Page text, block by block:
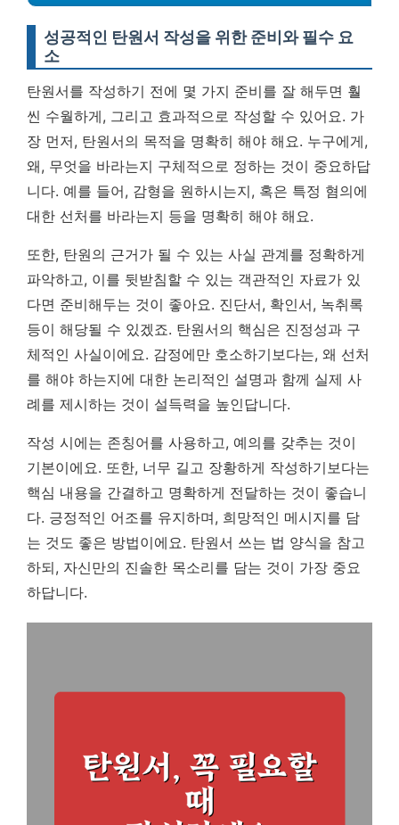
성공적인 탄원서 작성을 위한 준비와 필수 요
소
탄원서를 작성하기 전에 몇 가지 준비를 잘 해두면 훨
씬 수월하게, 그리고 효과적으로 작성할 수 있어요. 가
장 먼저, 탄원서의 목적을 명확히 해야 해요. 누구에게,
왜, 무엇을 바라는지 구체적으로 정하는 것이 중요하답
니다. 예를 들어, 감형을 원하시는지, 혹은 특정 혐의에
대한 선처를 바라는지 등을 명확히 해야 해요.
또한, 탄원의 근거가 될 수 있는 사실 관계를 정확하게
파악하고, 이를 뒷받침할 수 있는 객관적인 자료가 있
다면 준비해두는 것이 좋아요. 진단서, 확인서, 녹취록
등이 해당될 수 있겠죠. 탄원서의 핵심은 진정성과 구
체적인 사실이에요. 감정에만 호소하기보다는, 왜 선처
를 해야 하는지에 대한 논리적인 설명과 함께 실제 사
례를 제시하는 것이 설득력을 높인답니다.
작성 시에는 존칭어를 사용하고, 예의를 갖추는 것이
기본이에요. 또한, 너무 길고 장황하게 작성하기보다는
핵심 내용을 간결하고 명확하게 전달하는 것이 좋습니
다. 긍정적인 어조를 유지하며, 희망적인 메시지를 담
는 것도 좋은 방법이에요. 탄원서 쓰는 법 양식을 참고
하되, 자신만의 진솔한 목소리를 담는 것이 가장 중요
하답니다.